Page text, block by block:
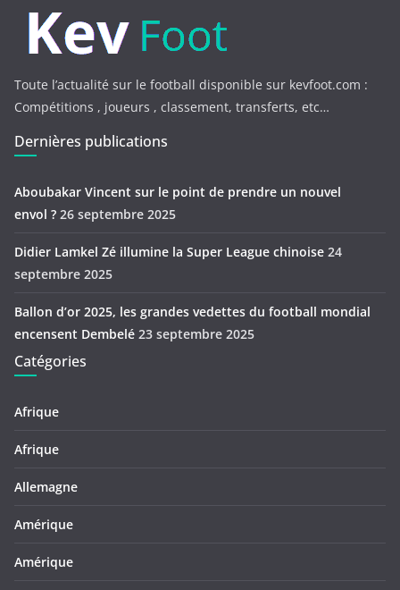
Toute l’actualité sur le football disponible sur kevfoot.com :
Compétitions , joueurs , classement, transferts, etc…
Dernières publications
Aboubakar Vincent sur le point de prendre un nouvel
envol ? 26 septembre 2025
Didier Lamkel Zé illumine la Super League chinoise 24
septembre 2025
Ballon d’or 2025, les grandes vedettes du football mondial
encensent Dembelé 23 septembre 2025
Catégories
Afrique
Afrique
Allemagne
Amérique
Amérique